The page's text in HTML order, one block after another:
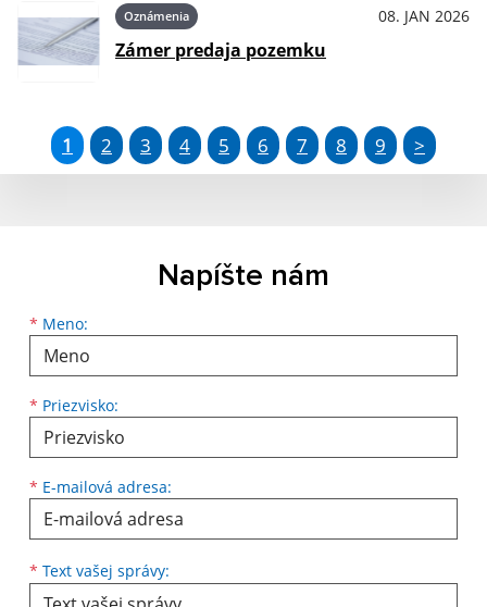
Oznámenia 08. JAN 2026
Zámer predaja pozemku
1 2 3 4 5 6 7 8 9 >
Napíšte nám
* Meno:
Meno
* Priezvisko:
Priezvisko
* E-mailová adresa:
E-mailová adresa
* Text vašej správy: